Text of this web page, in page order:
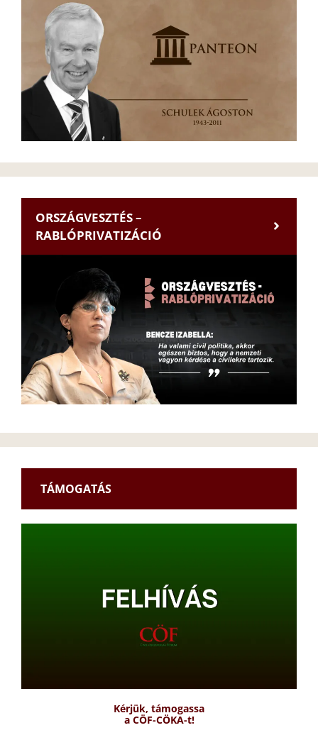
ORSZÁGVESZTÉS –
RABLÓPRIVATIZÁCIÓ
TÁMOGATÁS
Kérjük, támogassa
a CÖF-CÖKA-t!